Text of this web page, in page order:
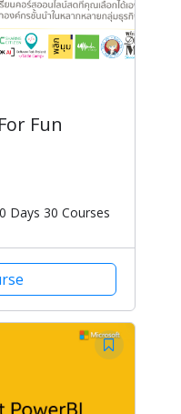
Fun
Days 30 Courses